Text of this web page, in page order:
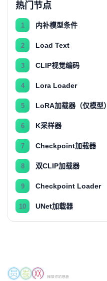
热门节点
1 内补模型条件
2 Load Text
3 CLIP视觉编码
4 Lora Loader
5 LoRA加载器（仅模型）
6 K采样器
7 Checkpoint加载器
8 双CLIP加载器
9 Checkpoint Loader
10 UNet加载器